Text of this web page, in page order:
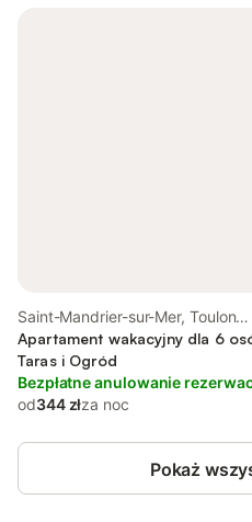
Saint-Mandrier-sur-Mer, Toulon
region
Apartament wakacyjny dla 6
Taras i Ogród
Bezpłatne anulowanie
od344 złza noc
Pokaż